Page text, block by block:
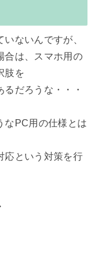
ないんですが、
合は、スマホ用の
肢を
だろうな・・・
なPC用の仕様とは
応という対策を行